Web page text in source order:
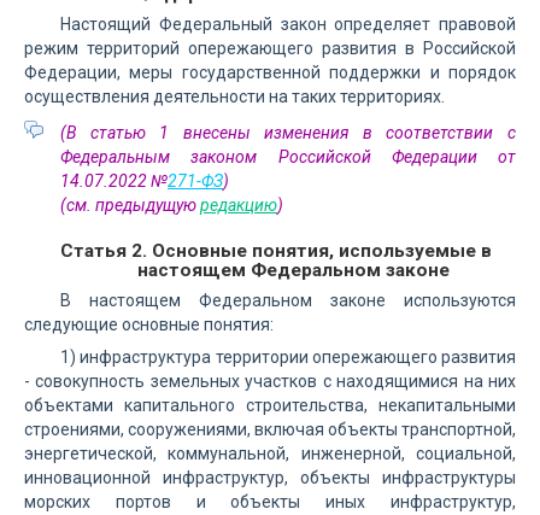
Настоящий Федеральный закон определяет правовой
режим территорий опережающего развития в Российской
Федерации, меры государственной поддержки и порядок
осуществления деятельности на таких территориях.
(В статью 1 внесены изменения в соответствии с
Федеральным законом Российской Федерации от
14.07.2022 №271-ФЗ)
(см. предыдущуюредакцию)
Статья 2. Основные понятия, используемые в
настоящем Федеральном законе
В настоящем Федеральном законе используются
следующие основные понятия:
1) инфраструктура территории опережающего развития
- совокупность земельных участков с находящимися на них
объектами капитального строительства, некапитальными
строениями, сооружениями, включая объекты транспортной,
энергетической, коммунальной, инженерной, социальной,
инновационной инфраструктур, объекты инфраструктуры
морских портов и объекты иных инфраструктур,